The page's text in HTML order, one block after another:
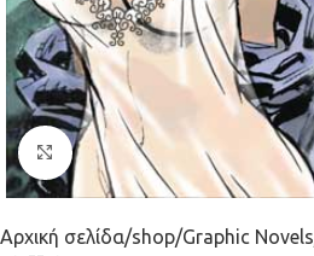
Κλικ για μεγέθυνση
Αρχική σελίδα shop Graphic Novels